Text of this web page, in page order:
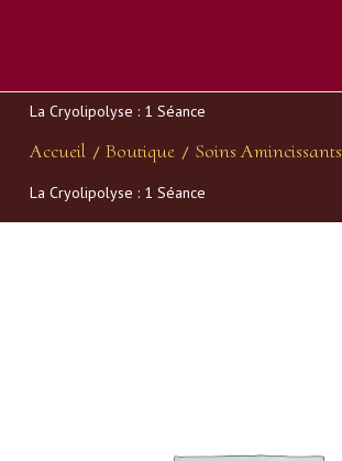
La Cryolipolyse : 1 Séance
Accueil / Boutique / Soins Amincissants
La Cryolipolyse : 1 Séance